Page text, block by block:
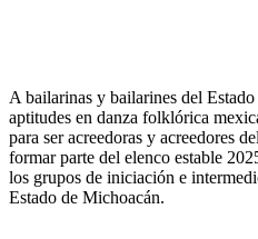
A bailarinas y bailarines del
aptitudes en danza folklórica
para ser acreedoras y acreedores
formar parte del elenco estable
los grupos de iniciación e
Estado de Michoacán.